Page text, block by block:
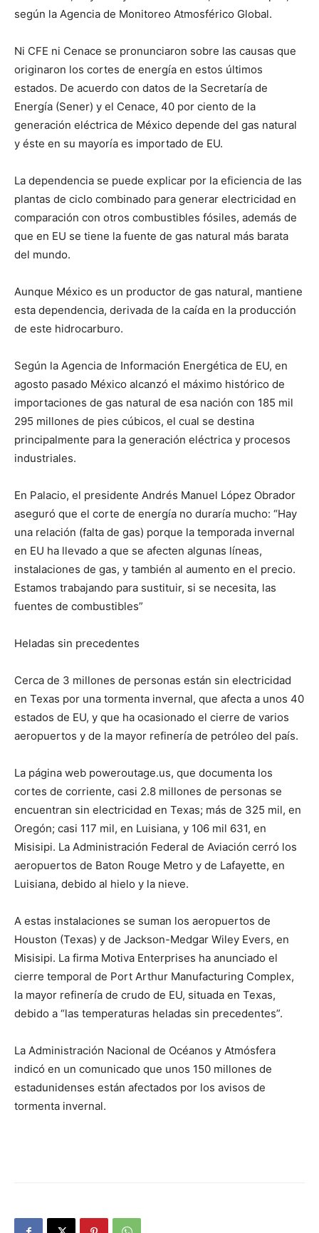
según la Agencia de Monitoreo Atmosférico Global.
Ni CFE ni Cenace se pronunciaron sobre las causas que
originaron los cortes de energía en estos últimos
estados. De acuerdo con datos de la Secretaría de
Energía (Sener) y el Cenace, 40 por ciento de la
generación eléctrica de México depende del gas natural
y éste en su mayoría es importado de EU.
La dependencia se puede explicar por la eficiencia de las
plantas de ciclo combinado para generar electricidad en
comparación con otros combustibles fósiles, además de
que en EU se tiene la fuente de gas natural más barata
del mundo.
Aunque México es un productor de gas natural, mantiene
esta dependencia, derivada de la caída en la producción
de este hidrocarburo.
Según la Agencia de Información Energética de EU, en
agosto pasado México alcanzó el máximo histórico de
importaciones de gas natural de esa nación con 185 mil
295 millones de pies cúbicos, el cual se destina
principalmente para la generación eléctrica y procesos
industriales.
En Palacio, el presidente Andrés Manuel López Obrador
aseguró que el corte de energía no duraría mucho: “Hay
una relación (falta de gas) porque la temporada invernal
en EU ha llevado a que se afecten algunas líneas,
instalaciones de gas, y también al aumento en el precio.
Estamos trabajando para sustituir, si se necesita, las
fuentes de combustibles”
Heladas sin precedentes
Cerca de 3 millones de personas están sin electricidad
en Texas por una tormenta invernal, que afecta a unos 40
estados de EU, y que ha ocasionado el cierre de varios
aeropuertos y de la mayor refinería de petróleo del país.
La página web poweroutage.us, que documenta los
cortes de corriente, casi 2.8 millones de personas se
encuentran sin electricidad en Texas; más de 325 mil, en
Oregón; casi 117 mil, en Luisiana, y 106 mil 631, en
Misisipi. La Administración Federal de Aviación cerró los
aeropuertos de Baton Rouge Metro y de Lafayette, en
Luisiana, debido al hielo y la nieve.
A estas instalaciones se suman los aeropuertos de
Houston (Texas) y de Jackson-Medgar Wiley Evers, en
Misisipi. La firma Motiva Enterprises ha anunciado el
cierre temporal de Port Arthur Manufacturing Complex,
la mayor refinería de crudo de EU, situada en Texas,
debido a “las temperaturas heladas sin precedentes”.
La Administración Nacional de Océanos y Atmósfera
indicó en un comunicado que unos 150 millones de
estadunidenses están afectados por los avisos de
tormenta invernal.